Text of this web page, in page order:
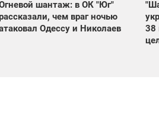
шантаж: в ОК "Юг"
чем враг ночью
Одессу и Николаев
38